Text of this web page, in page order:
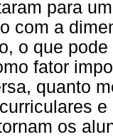
para
com a
o que
fator
quanto
os